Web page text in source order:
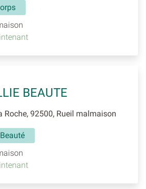
BEAUTE
Roche, 92500, Rueil malmaison